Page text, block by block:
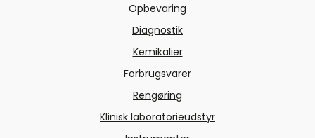
Opbevaring
Diagnostik
Kemikalier
Forbrugsvarer
Rengøring
Klinisk laboratorieudstyr